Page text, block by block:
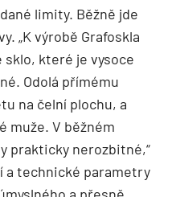
limity. Běžně jde
„K výrobě Grafoskla
sklo, které je vysoce
Odolá přímému
na čelní plochu, a
muže. V běžném
prakticky nerozbitné,“
a technické parametry